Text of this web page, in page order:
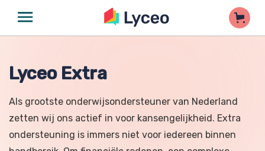
Lyceo Extra
Als grootste onderwijsondersteuner van Nederland
zetten wij ons actief in voor kansengelijkheid. Extra
ondersteuning is immers niet voor iedereen binnen